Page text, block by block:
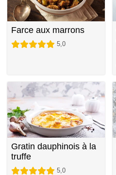
Farce aux marrons
5,0
Gratin dauphinois à la
truffe
5,0